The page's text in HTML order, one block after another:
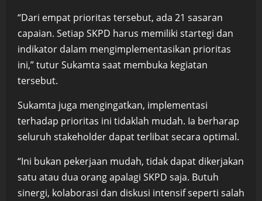
“Dari empat prioritas tersebut, ada 21 sasaran
capaian. Setiap SKPD harus memiliki startegi dan
indikator dalam mengimplementasikan prioritas
ini,” tutur Sukamta saat membuka kegiatan
tersebut.
Sukamta juga mengingatkan, implementasi
terhadap prioritas ini tidaklah mudah. Ia berharap
seluruh stakeholder dapat terlibat secara optimal.
“Ini bukan pekerjaan mudah, tidak dapat dikerjakan
satu atau dua orang apalagi SKPD saja. Butuh
sinergi, kolaborasi dan diskusi intensif seperti salah